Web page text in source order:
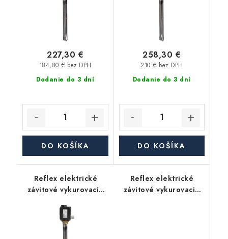
Dodanie do 3 dní
184,80 € bez DPH
227,30 €
DO KOŠÍKA
Dodanie do 3 dní
210 € bez DPH
258,30 €
DO KOŠÍKA
Reflex elektrické
závitové vykurovacie
kW 230V
Reflex elektrické
závitové vykurovacie